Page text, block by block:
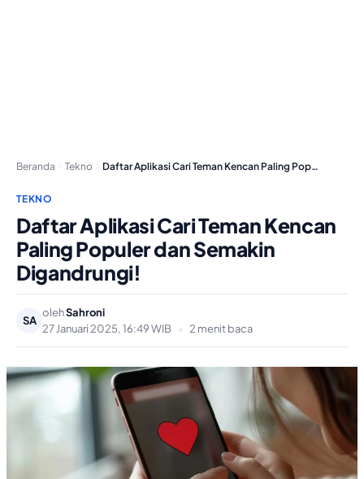
Beranda Tekno Daftar Aplikasi Cari Teman Kencan Paling Populer dan…
TEKNO
Daftar Aplikasi Cari Teman Kencan
Paling Populer dan Semakin
Digandrungi!
SA
olehSahroni
27 Januari 2025, 16:49 WIB
• 2 menit baca